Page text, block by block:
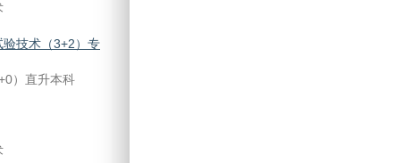
技术（3+2）专
）直升本科